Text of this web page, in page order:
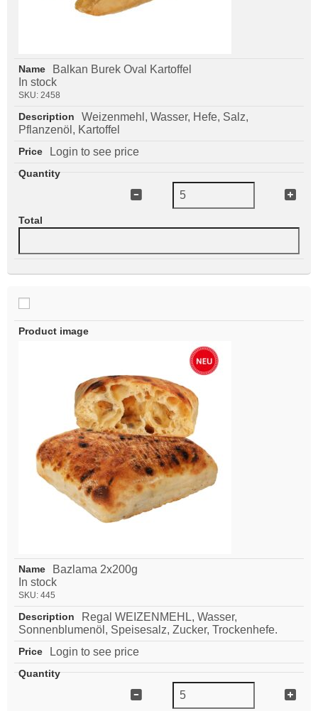
Balkan Burek Oval Kartoffel
In stock
SKU: 2458
Weizenmehl, Wasser, Hefe, Salz,
Pflanzenöl, Kartoffel
Login to see price
Bazlama 2x200g
In stock
SKU: 445
Regal WEIZENMEHL, Wasser,
Sonnenblumenöl, Speisesalz, Zucker, Trockenhefe.
Login to see price